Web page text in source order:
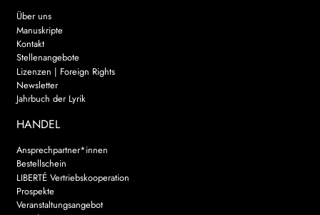
Über uns
Manuskripte
Kontakt
Stellenangebote
Lizenzen | Foreign Rights
Newsletter
Jahrbuch der Lyrik
HANDEL
Ansprechpartner*innen
Bestellschein
LIBERTÉ Vertriebskooperation
Prospekte
Veranstaltungsangebot